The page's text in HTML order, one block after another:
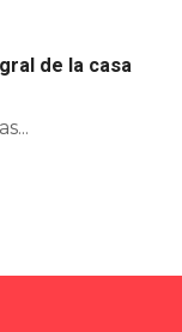
de la casa